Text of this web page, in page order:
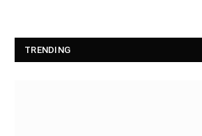
TRENDING